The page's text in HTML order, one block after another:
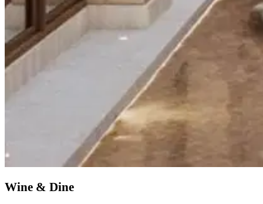
Wine & Dine